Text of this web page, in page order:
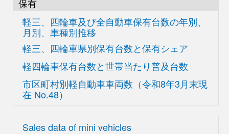
保有
軽三、四輪車及び全自動車保有台数の年別、
月別、車種別推移
軽三、四輪車県別保有台数と保有シェア
軽四輪車保有台数と世帯当たり普及台数
市区町村別軽自動車車両数 （令和8年3月末現
在 No.48）
Sales data of mini vehicles